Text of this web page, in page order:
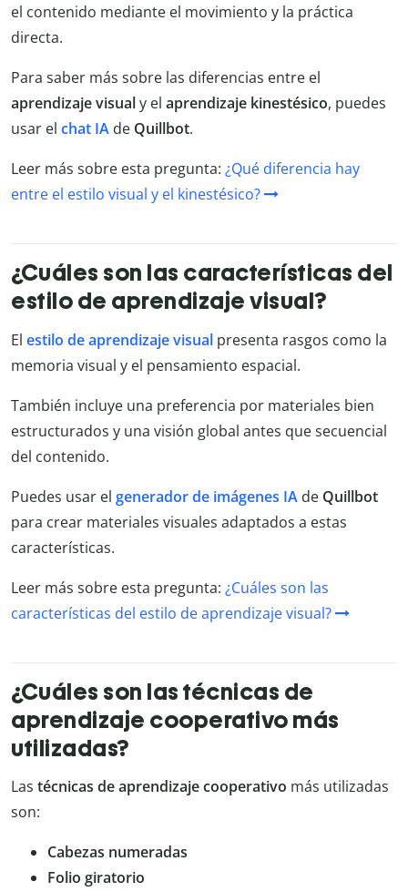
el contenido mediante el movimiento y la práctica
directa.
Para saber más sobre las diferencias entre el
aprendizaje visualy el aprendizaje kinestésico, puedes
usar el chat IA de Quillbot.
Leer más sobre esta pregunta: ¿Qué diferencia hay
entre el estilo visual y el kinestésico?
¿Cuáles son las características del
estilo de aprendizaje visual?
El estilo de aprendizaje visual presenta rasgos como la
memoria visual y el pensamiento espacial.
También incluye una preferencia por materiales bien
estructurados y una visión global antes que secuencial
del contenido.
Puedes usar el generador de imágenes IA de Quillbot
para crear materiales visuales adaptados a estas
características.
Leer más sobre esta pregunta: ¿Cuáles son las
características del estilo de aprendizaje visual?
¿Cuáles son las técnicas de
aprendizaje cooperativo más
utilizadas?
Las técnicas de aprendizaje cooperativo más utilizadas
son:
Cabezas numeradas
Folio giratorio